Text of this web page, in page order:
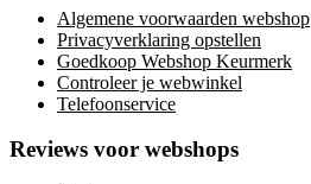
Algemene voorwaarden webshop
Privacyverklaring opstellen
Goedkoop Webshop Keurmerk
Controleer je webwinkel
Telefoonservice
Reviews voor webshops